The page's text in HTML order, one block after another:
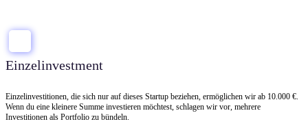
Einzelinvestment
Einzelinvestitionen, die sich nur auf dieses Startup beziehen, ermöglichen wir ab 10.000 €.
Wenn du eine kleinere Summe investieren möchtest, schlagen wir vor, mehrere
Investitionen als Portfolio zu bündeln.